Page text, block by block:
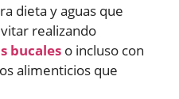
dieta y aguas que
realizando
bucales o incluso con
alimenticios que